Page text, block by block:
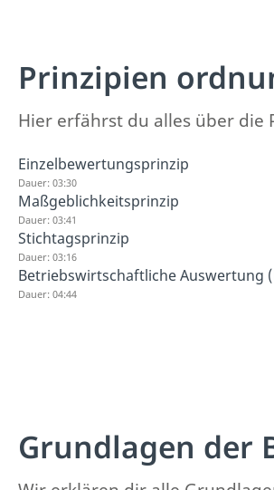
Prinzipien
Hier erfährst du alles über
Einzelbewertungsprinzip
Dauer: 03:30
Maßgeblichkeitsprinzip
Dauer: 03:41
Stichtagsprinzip
Dauer: 03:16
Betriebswirtschaftliche Auswertung
Dauer: 04:44
Grundlagen der